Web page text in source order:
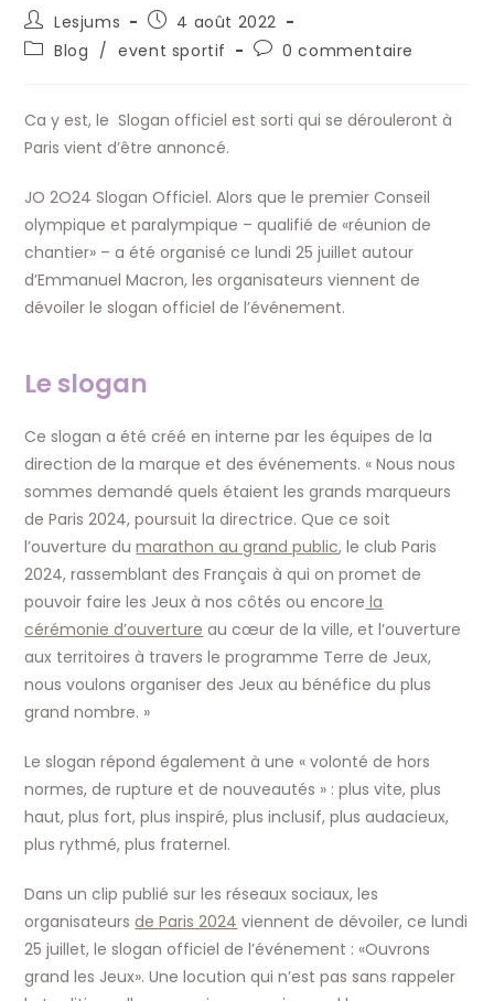
Auteur/autrice
de
la
Lesjums
Publication
publiée :
4 août 2022
PostBlog / event sportif
Commentaires
publication :
0 commentaire
Ca y est, le Slogan officiel est sorti qui se dérouleront à
Paris vient d’être annoncé.
JO 2O24 Slogan Officiel. Alors que le premier Conseil
olympique et paralympique – qualifié de «réunion de
chantier» – a été organisé ce lundi 25 juillet autour
d’Emmanuel Macron, les organisateurs viennent de
dévoiler le slogan officiel de l’événement.
Le slogan
Ce slogan a été créé en interne par les équipes de la
direction de la marque et des événements. « Nous nous
sommes demandé quels étaient les grands marqueurs
de Paris 2024, poursuit la directrice. Que ce soit
l’ouverture dumarathon au grand public, le club Paris
2024, rassemblant des Français à qui on promet de
pouvoir faire les Jeux à nos côtés ou encore la
cérémonie d’ouverture au cœur de la ville, et l’ouverture
aux territoires à travers le programme Terre de Jeux,
nous voulons organiser des Jeux au bénéfice du plus
grand nombre. »
Le slogan répond également à une « volonté de hors
normes, de rupture et de nouveautés » : plus vite, plus
haut, plus fort, plus inspiré, plus inclusif, plus audacieux,
plus rythmé, plus fraternel.
Dans un clip publié sur les réseaux sociaux, les
organisateursde Paris 2024 viennent de dévoiler, ce lundi
25 juillet, le slogan officiel de l’événement : «Ouvrons
grand les Jeux». Une locution qui n’est pas sans rappeler